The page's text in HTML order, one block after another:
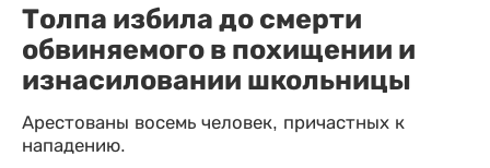
Толпа избила до смерти
обвиняемого в похищении и
изнасиловании школьницы
Арестованы восемь человек, причастных к
нападению.